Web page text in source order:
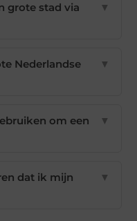
grote stad via
▼
Nederlandse
▼
om een
▼
dat ik mijn
▼